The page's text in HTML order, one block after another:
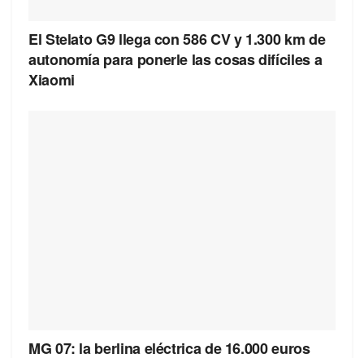
El Stelato G9 llega con 586 CV y 1.300 km de
autonomía para ponerle las cosas difíciles a
Xiaomi
MG 07: la berlina eléctrica de 16.000 euros